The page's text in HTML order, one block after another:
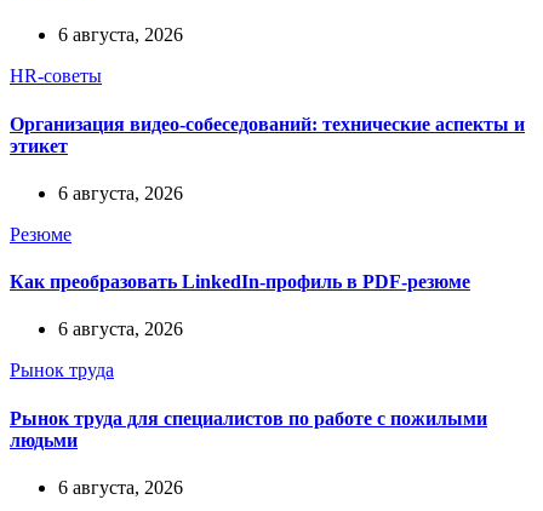
6 августа, 2026
HR-советы
Организация видео-собеседований: технические аспекты и
этикет
6 августа, 2026
Резюме
Как преобразовать LinkedIn-профиль в PDF-резюме
6 августа, 2026
Рынок труда
Рынок труда для специалистов по работе с пожилыми
людьми
6 августа, 2026